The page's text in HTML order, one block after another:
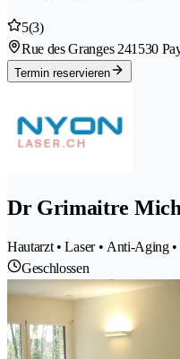
5(3)
Rue des Granges 241530
Termin reservieren
Dr Grimaitre
Hautarzt • Laser • Anti-Aging
Geschlossen